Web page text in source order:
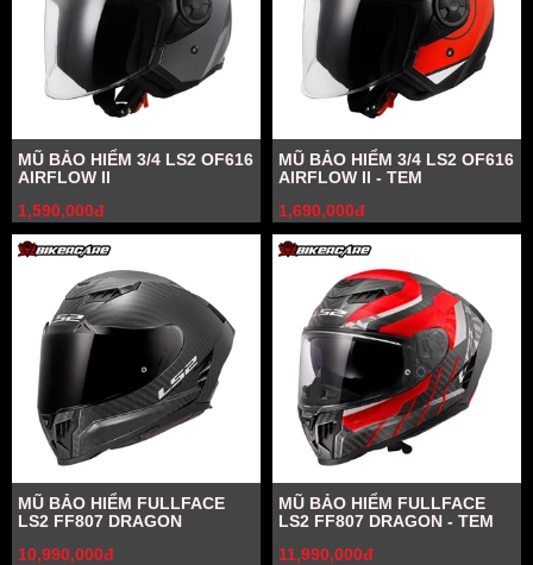
MŨ BẢO HIỂM 3/4 LS2 OF616
AIRFLOW II
1,590,000đ
MŨ BẢO HIỂM 3/4 LS2 OF616
AIRFLOW II - TEM
1,690,000đ
MŨ BẢO HIỂM FULLFACE
LS2 FF807 DRAGON
10,990,000đ
MŨ BẢO HIỂM FULLFACE
LS2 FF807 DRAGON - TEM
11,990,000đ